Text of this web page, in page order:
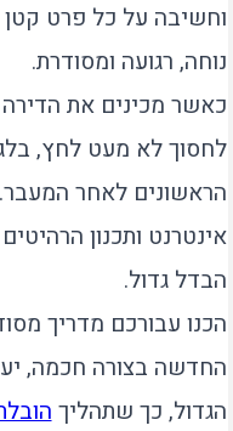
וחשיבה על כל פרט
נוחה, רגועה ומסודרת.
כאשר מכינים את
לחסוך לא מעט לחץ,
הראשונים לאחר המעבר.
אינטרנט ותכנון
הבדל גדול.
הכנו עבורכם מדריך
החדשה בצורה חכמה,
הגדול, כך שתהליך